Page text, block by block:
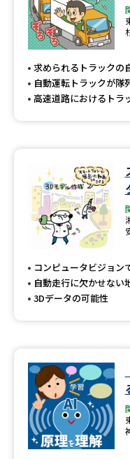
求められるトラックの
自動運転トラックが隊
高速道路におけるトラ
コンピュータビジョン
自動走行に欠かせない
3Dデータの可能性